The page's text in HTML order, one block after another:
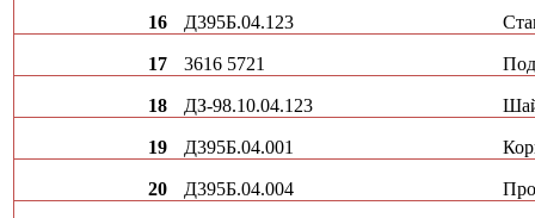
16 Д395Б.04.123
17 3616 5721
18 ДЗ-98.10.04.123
19 Д395Б.04.001
20 Д395Б.04.004